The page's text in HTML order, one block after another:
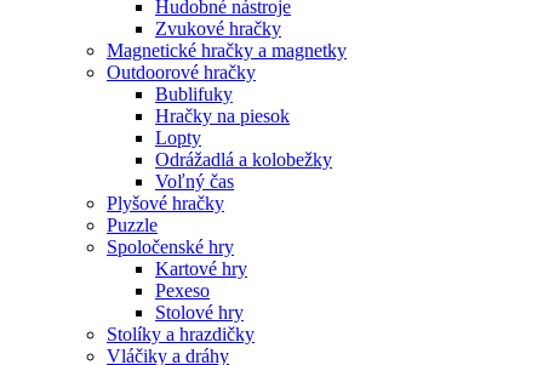
Hudobné nástroje
Zvukové hračky
Magnetické hračky a magnetky
Outdoorové hračky
Bublifuky
Hračky na piesok
Lopty
Odrážadlá a kolobežky
Voľný čas
Plyšové hračky
Puzzle
Spoločenské hry
Kartové hry
Pexeso
Stolové hry
Stolíky a hrazdičky
Vláčiky a dráhy